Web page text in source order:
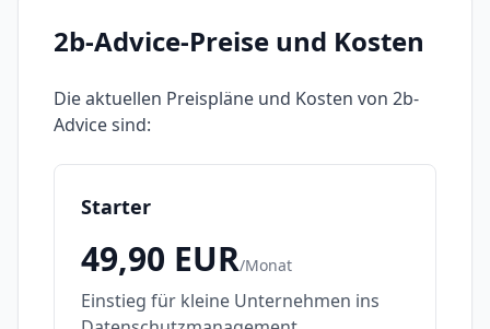
2b-Advice-Preise und Kosten
Die aktuellen Preispläne und Kosten von 2b-
Advicesind:
Starter
49,90 EUR/Monat
Einstieg für kleine Unternehmen ins